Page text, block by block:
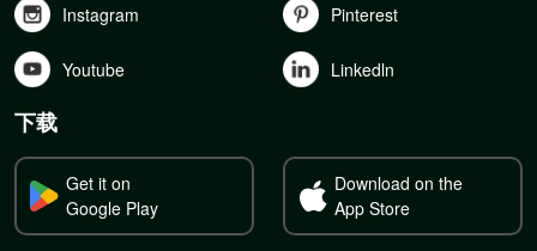
Instagram Pinterest
Youtube Linkedln
下载
Get it on
Google Play
Download on the
App Store